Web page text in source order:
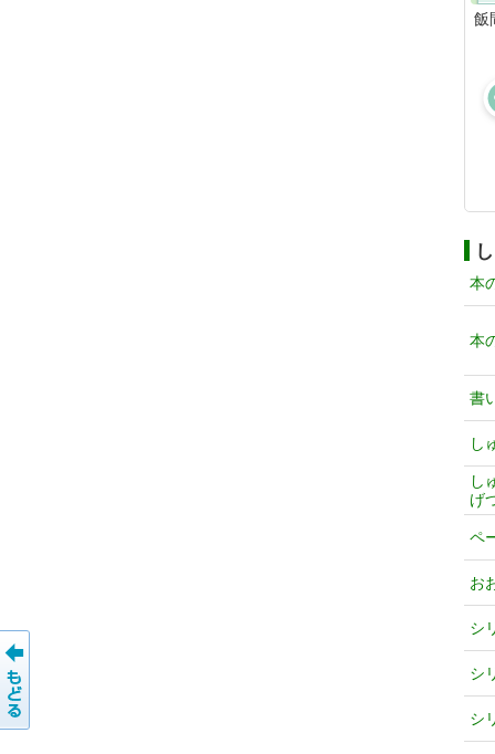
飯
本
本
書
し
し
げ
ペ
お
シ
シ
シ